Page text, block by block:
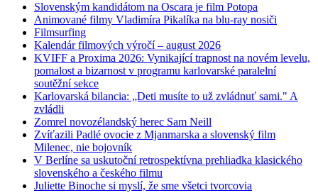
Slovenským kandidátom na Oscara je film Potopa
Animované filmy Vladimíra Pikalíka na blu-ray nosiči
Filmsurfing
Kalendár filmových výročí – august 2026
KVIFF a Proxima 2026: Vynikající trapnost na novém levelu,
pomalost a bizarnost v programu karlovarské paralelní
soutěžní sekce
Karlovarská bilancia: „Deti musíte to už zvládnuť sami." A
zvládli
Zomrel novozélandský herec Sam Neill
Zvíťazili Padlé ovocie z Mjanmarska a slovenský film
Milenec, nie bojovník
V Berlíne sa uskutoční retrospektívna prehliadka klasického
slovenského a českého filmu
Juliette Binoche si myslí, že sme všetci tvorcovia